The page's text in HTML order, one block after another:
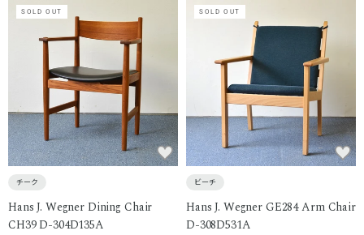
SOLD OUT
チーク
Hans J. Wegner Dining Chair
CH39 D-304D135A
SOLD OUT
ビーチ
Hans J. Wegner GE284 Arm Chair
D-308D531A